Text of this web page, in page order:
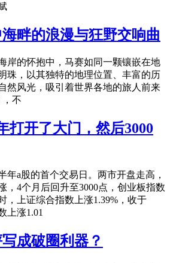
畔的浪漫与狂野交响曲
岸的怀抱中，马赛如同一颗镶嵌在地
珠，以其独特的地理位置、丰富的历
然风光，吸引着世界各地的旅人前来
，不
打开了大门，然后3000
年a股的首个交易日。两市开盘走高，
，4个月后回升至3000点，创业板指数
，上证综合指数上涨1.39%，收于
上涨1.01
成破圈利器？